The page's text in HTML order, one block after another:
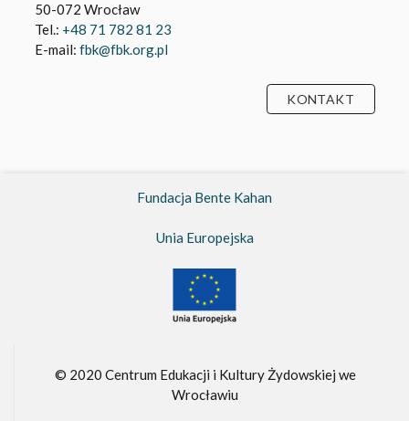
50-072 Wrocław
Tel.: +48 71 782 81 23
E-mail: fbk@fbk.org.pl
KONTAKT
Fundacja Bente Kahan
Unia Europejska
© 2020 Centrum Edukacji i Kultury Żydowskiej we
Wrocławiu